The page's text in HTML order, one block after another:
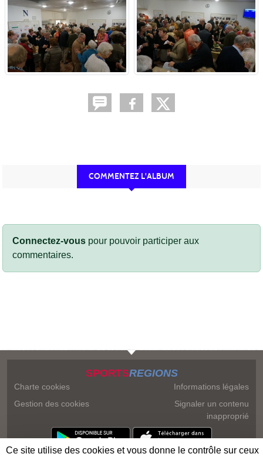
COMMENTEZ L'ALBUM
Connectez-vous pour pouvoir participer aux
commentaires.
SPORTSREGIONS
Charte cookies
Gestion des cookies
Informations légales
Signaler un contenu
inapproprié
Ce site utilise des cookies et vous donne le contrôle sur ceux